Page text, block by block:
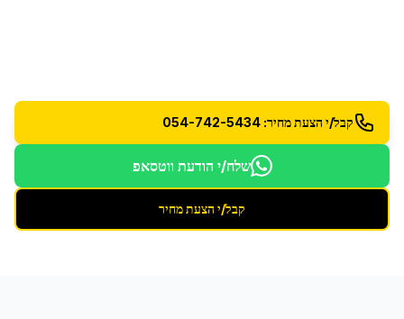
קבל/י הצעת מחיר: 054-742-5434
שלח/י הודעת ווטסאפ
קבל/י הצעת מחיר